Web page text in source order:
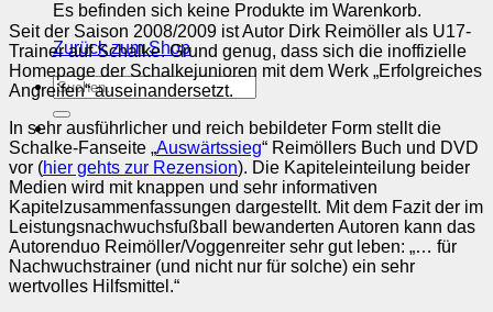
Es befinden sich keine Produkte im Warenkorb.
Zurück zum Shop
Suchen
nach:
Seit der Saison 2008/2009 ist Autor Dirk Reimöller als U17-
Trainer auf Schalke. Grund genug, dass sich die inoffizielle
Homepage der Schalkejunioren mit dem Werk „Erfolgreiches
Angreifen“ auseinandersetzt.
In sehr ausführlicher und reich bebildeter Form stellt die
Schalke-Fanseite „Auswärtssieg“ Reimöllers Buch und DVD
vor (hier gehts zur Rezension). Die Kapiteleinteilung beider
Medien wird mit knappen und sehr informativen
Kapitelzusammenfassungen dargestellt. Mit dem Fazit der im
Leistungsnachwuchsfußball bewanderten Autoren kann das
Autorenduo Reimöller/Voggenreiter sehr gut leben: „… für
Nachwuchstrainer (und nicht nur für solche) ein sehr
wertvolles Hilfsmittel.“